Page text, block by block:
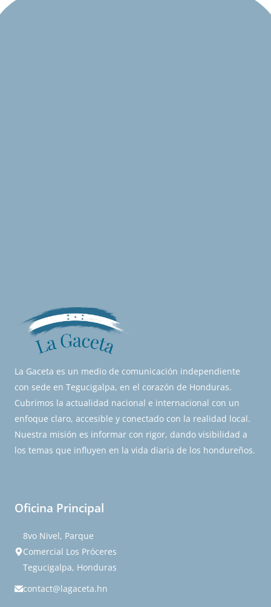
La Gaceta es un medio de comunicación independiente
con sede en Tegucigalpa, en el corazón de Honduras.
Cubrimos la actualidad nacional e internacional con un
enfoque claro, accesible y conectado con la realidad local.
Nuestra misión es informar con rigor, dando visibilidad a
los temas que influyen en la vida diaria de los hondureños.
Oficina Principal
8vo Nivel, Parque
Comercial Los Próceres
Tegucigalpa, Honduras
contact@lagaceta.hn